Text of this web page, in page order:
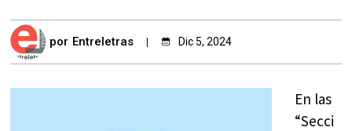
por Entreletras Dic 5, 2024
En las
“Secci